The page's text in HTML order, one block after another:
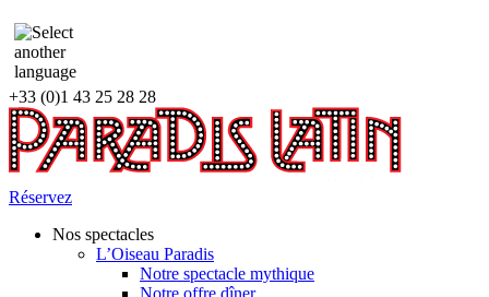
+33 (0)1 43 25 28 28
Réservez
Nos spectacles
L’Oiseau Paradis
Notre spectacle mythique
Notre offre dîner